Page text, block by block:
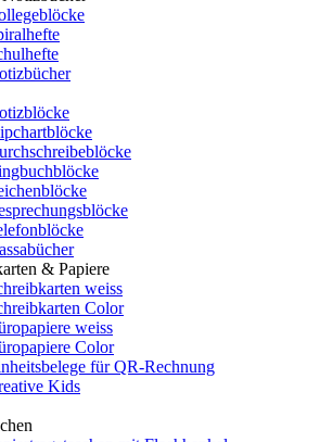
& Papiere
weiss
Color
weiss
Color
für QR-Rechnung
Kids